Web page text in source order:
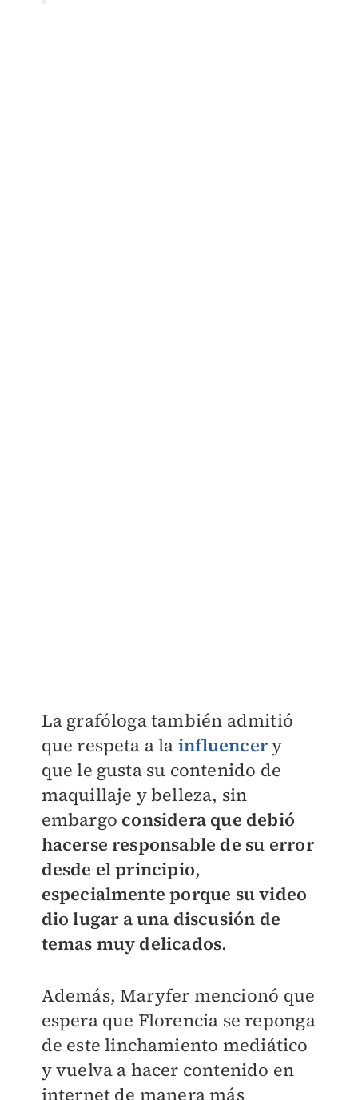
La grafóloga también admitió
que respeta a la influencery
que le gusta su contenido de
maquillaje y belleza, sin
embargo considera que debió
hacerse responsable de su error
desde el principio,
especialmente porque su video
dio lugar a una discusión de
temas muy delicados.
Además, Maryfer mencionó que
espera que Florencia se reponga
de este linchamiento mediático
y vuelva a hacer contenido en
internet de manera más